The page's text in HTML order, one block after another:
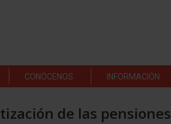
CONÓCENOS INFORMACIÓN
de las pensiones